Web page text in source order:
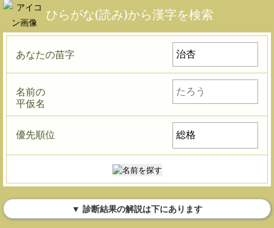
ひらがな(読み)から漢字を検索
あなたの苗字
名前の
平仮名
優先順位
▼ 診断結果の解説は下にあります